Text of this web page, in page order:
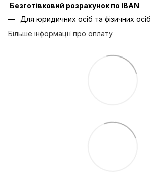
Безготівковий розрахунок по IBAN
Для юридичних осіб та фізичних осіб
Більше інформації про оплату